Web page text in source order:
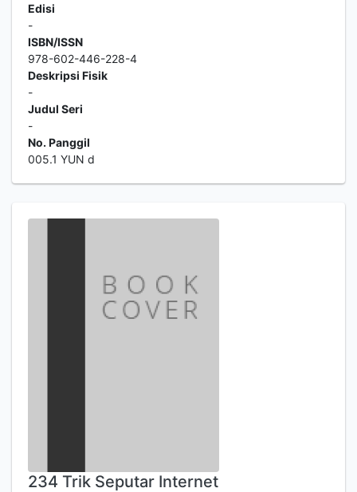
Edisi
-
ISBN/ISSN
978-602-446-228-4
Deskripsi Fisik
-
Judul Seri
-
No. Panggil
005.1 YUN d
234 Trik Seputar Internet